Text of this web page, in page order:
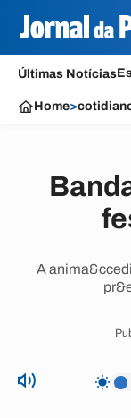
Últimas Notícias
Home>
A